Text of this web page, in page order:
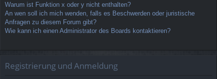
Warum ist Funktion x oder y nicht enthalten?
An wen soll ich mich wenden, falls es Beschwerden oder juristische
Anfragen zu diesem Forum gibt?
Wie kann ich einen Administrator des Boards kontaktieren?
Registrierung und Anmeldung